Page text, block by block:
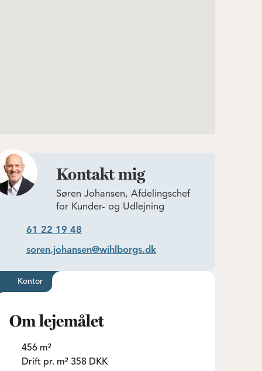
Kontakt mig
Søren Johansen, Afdelingschef
for Kunder- og Udlejning
61 22 19 48
soren.johansen@wihlborgs.dk
Kontor
Om lejemålet
456 m²
Drift pr. m² 358 DKK